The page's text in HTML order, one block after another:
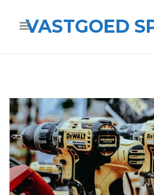
VASTGOED